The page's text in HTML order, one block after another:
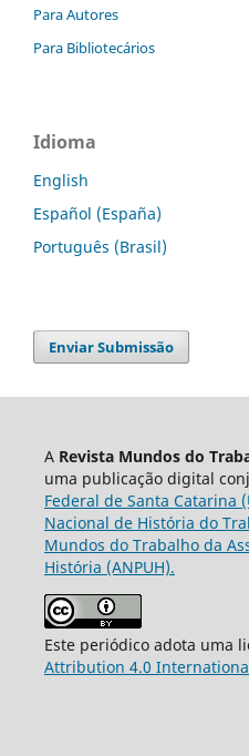
Para Autores
Para Bibliotecários
Idioma
English
Español (España)
Português (Brasil)
Enviar Submissão
A Revista Mundos do
uma publicação digital
Federal de Santa Catarina
Nacional de História do
Mundos do Trabalho da
História (ANPUH).
Este periódico adota uma
Attribution 4.0